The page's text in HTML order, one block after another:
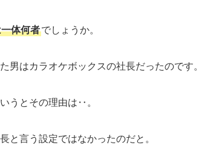
体何者でしょうか。
男はカラオケボックスの社長だったのです。
うとその理由は‥。
と言う設定ではなかったのだと。